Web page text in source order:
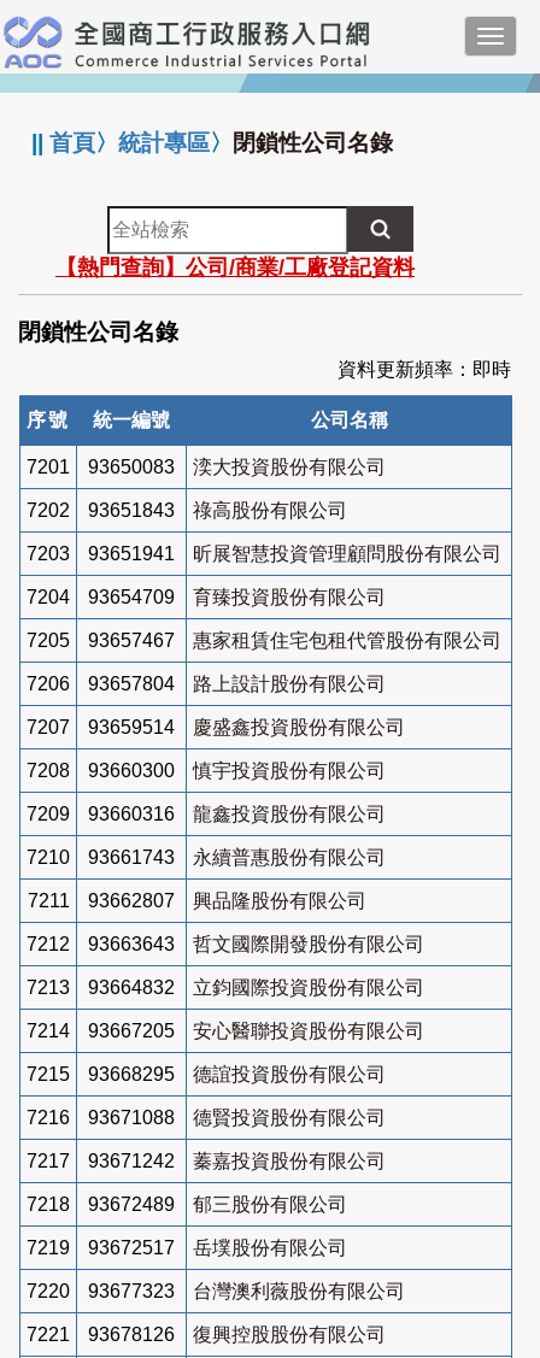
跳
到
主
要
:::
||首頁〉統計專區〉 閉鎖性公司名錄
全
站
檢
索
【熱門查詢】公司/商業/工廠登記資料
閉鎖性公司名錄
資料更新頻率：即時
序號 統一編號 公司名稱
7201 93650083 湙大投資股份有限公司
7202 93651843 祿高股份有限公司
7203 93651941 昕展智慧投資管理顧問股份有限公司
7204 93654709 育臻投資股份有限公司
7205 93657467 惠家租賃住宅包租代管股份有限公司
7206 93657804 路上設計股份有限公司
7207 93659514 慶盛鑫投資股份有限公司
7208 93660300 慎宇投資股份有限公司
7209 93660316 龍鑫投資股份有限公司
7210 93661743 永續普惠股份有限公司
7211 93662807 興品隆股份有限公司
7212 93663643 哲文國際開發股份有限公司
7213 93664832 立鈞國際投資股份有限公司
7214 93667205 安心醫聯投資股份有限公司
7215 93668295 德誼投資股份有限公司
7216 93671088 德賢投資股份有限公司
7217 93671242 蓁嘉投資股份有限公司
7218 93672489 郁三股份有限公司
7219 93672517 岳墣股份有限公司
7220 93677323 台灣澳利薇股份有限公司
7221 93678126 復興控股股份有限公司